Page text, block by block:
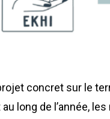
concret sur le
au long de l’année,